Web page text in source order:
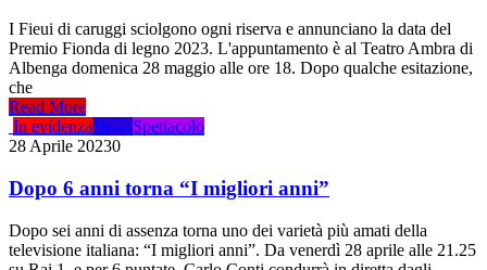
I Fieui di caruggi sciolgono ogni riserva e annunciano la data del
Premio Fionda di legno 2023. L'appuntamento è al Teatro Ambra di
Albenga domenica 28 maggio alle ore 18. Dopo qualche esitazione,
che
Read More
In evidenzaNewsSpettacolo
28 Aprile 20230
Dopo 6 anni torna “I migliori anni”
Dopo sei anni di assenza torna uno dei varietà più amati della
televisione italiana: “I migliori anni”. Da venerdì 28 aprile alle 21.25